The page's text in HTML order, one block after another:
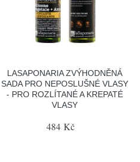
LASAPONARIA ZVÝHODNĚNÁ
SADA PRO NEPOSLUŠNÉ VLASY
- PRO ROZLÍTANÉ A KREPATÉ
VLASY
484 Kč